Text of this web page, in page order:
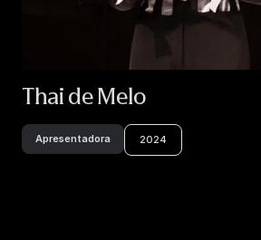
Thai de Melo
Apresentadora 2024